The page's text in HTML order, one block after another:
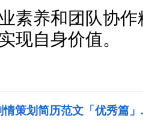
素养和团队协
现自身价值。